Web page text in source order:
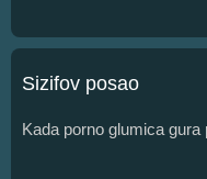
Sizifov posao
Kada porno glumica